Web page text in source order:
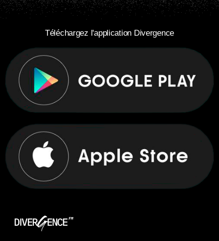
Téléchargez l'application Divergence